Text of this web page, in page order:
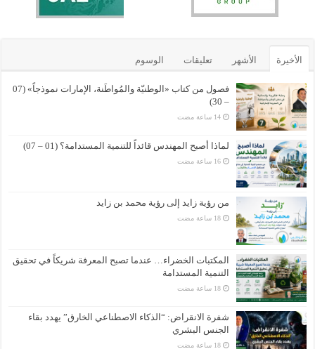
الأخيرة الأشهر تعليقات الوسوم
فصول من كتاب «الوطنيّة والمُواطَنة، الإمارات نموذجاً» (07
– 30)
لماذا أصبح المهندس قائداً للتنمية المستدامة؟ (01 – 07)
من رؤية زايد إلى رؤية محمد بن زايد
المكتبات الخضراء… عندما تصبح المعرفة شريكاً في تحقيق
التنمية المستدامة
شفرة الانقراض: “الذكاء الاصطناعي الخارق” يهدد بقاء
الجنس البشري